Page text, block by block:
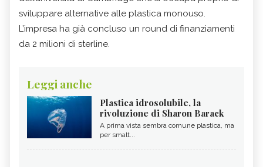
sviluppare alternative alle plastica monouso.
L’impresa ha già concluso un round di finanziamenti
da 2 milioni di sterline.
Leggi anche
Plastica idrosolubile, la
rivoluzione di Sharon Barack
A prima vista sembra comune plastica, ma
per smalt...